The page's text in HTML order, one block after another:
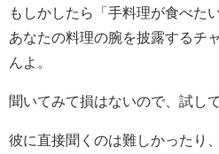
もしかしたら「手料理が食べた
あなたの料理の腕を披露するチ
んよ。
聞いてみて損はないので、試し
彼に直接聞くのは難しかったり